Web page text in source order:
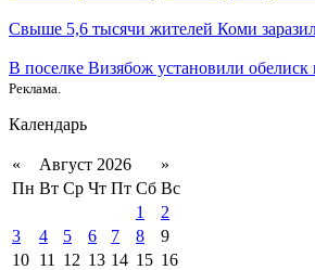
Свыше 5,6 тысячи жителей Коми
В поселке Визябож установили обелиск
Реклама.
Календарь
« Август 2026
»
Пн Вт Ср Чт Пт Сб Вс
1
2
3
4 5 6 7 8
9
10 11 12 13 14 15 16